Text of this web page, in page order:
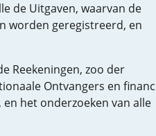
de Uitgaven, waarvan de
worden geregistreerd, en
Reekeningen, zoo der
Ontvangers en
het onderzoeken van alle